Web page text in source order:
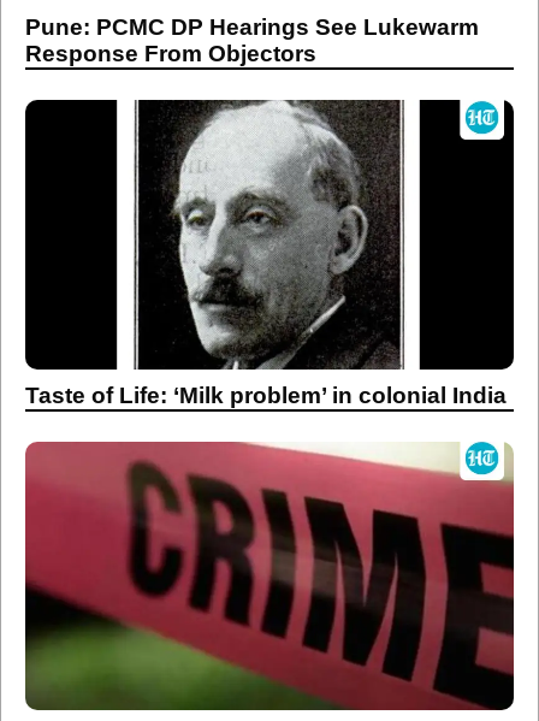
Pune: PCMC DP Hearings See Lukewarm
Response From Objectors
Taste of Life: ‘Milk problem’ in colonial India